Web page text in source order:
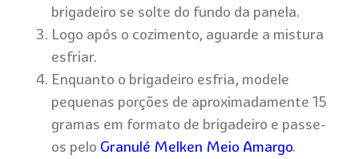
brigadeiro se solte do fundo da panela.
Logo após o cozimento, aguarde a mistura
esfriar.
Enquanto o brigadeiro esfria, modele
pequenas porções de aproximadamente 15
gramas em formato de brigadeiro e passe-
os pelo Granulé Melken Meio Amargo.